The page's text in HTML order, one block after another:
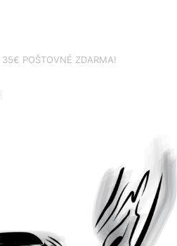
35€ POŠTOVNÉ ZDARMA!